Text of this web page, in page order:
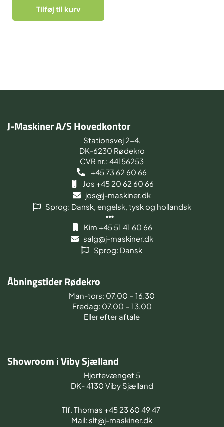
Tilføj til kurv
J-Maskiner A/S Hovedkontor
Stationsvej 2-4,
DK-6230 Rødekro
CVR nr.: 44156253
+45 73 62 60 66
Jos +45 20 62 60 66
jos@j-maskiner.dk
Sprog: Dansk, engelsk, tysk og hollandsk
Kim +45 51 41 60 66
salg@j-maskiner.dk
Sprog: Dansk
Åbningstider Rødekro
Man-tors: 07.00 – 16.30
Fredag: 07.00 – 13.00
Eller efter aftale
Showroom i Viby Sjælland
Hjortevænget 5
DK- 4130 Viby Sjælland
Tlf. Thomas +45 23 60 49 47
Mail: slt@j-maskiner.dk